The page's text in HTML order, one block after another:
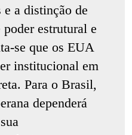
e a distinção de
poder estrutural e
se que os EUA
institucional em
Para o Brasil,
dependerá